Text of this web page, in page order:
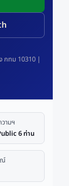
กทม 10310 |
ามฯ
6 ท่าน
ณ์